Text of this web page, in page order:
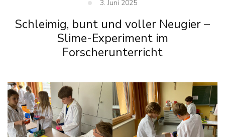
3. Juni 2025
Schleimig, bunt und voller Neugier –
Slime-Experiment im
Forscherunterricht